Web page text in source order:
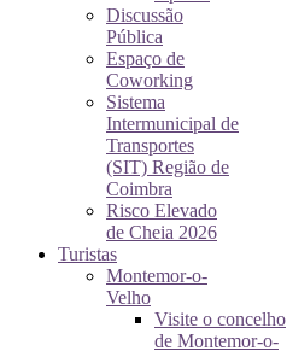
Discussão
Pública
Espaço de
Coworking
Sistema
Intermunicipal de
Transportes
(SIT) Região de
Coimbra
Risco Elevado
de Cheia 2026
Turistas
Montemor-o-
Velho
Visite o concelho
de Montemor-o-